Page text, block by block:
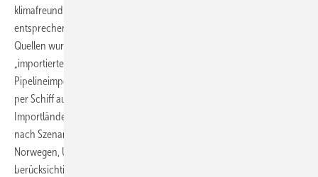
klimafreundliche Gase für Deutschland ‚frei Grenze‘, wenn es eine
entsprechende Nachfrage aus verschiedenen Sektoren gäbe?“ Die
Quellen wurden unterteilt in „einheimische Produktion“ und
„importierte Mengen“ aus anderen Staaten. Hierbei wurden nur
Pipelineimporte angesetzt – ein Import von gasförmigem Wasserstoff
per Schiff aus fernen Exportländern wurde nicht berücksichtigt. Als
Importländer via Pipeline kommen in der Studie annahmegemäß (je
nach Szenario) sämtliche EU-Staaten in Betracht, zuzüglich
Norwegen, UK, Schweiz, Ukraine, Belarus und der MENA-Region. Nicht
berücksichtigt wurden zudem Restriktionen auf der Nachfrageseite,